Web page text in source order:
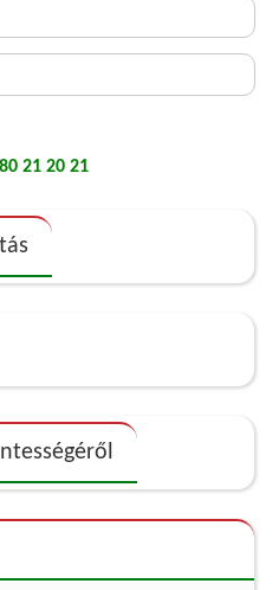
21 20 21